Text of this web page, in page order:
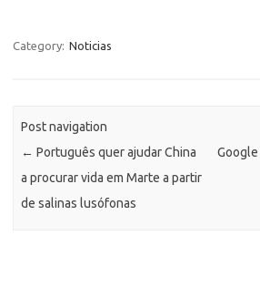
Category: Noticias
Post navigation
← Português quer ajudar China
a procurar vida em Marte a partir
de salinas lusófonas